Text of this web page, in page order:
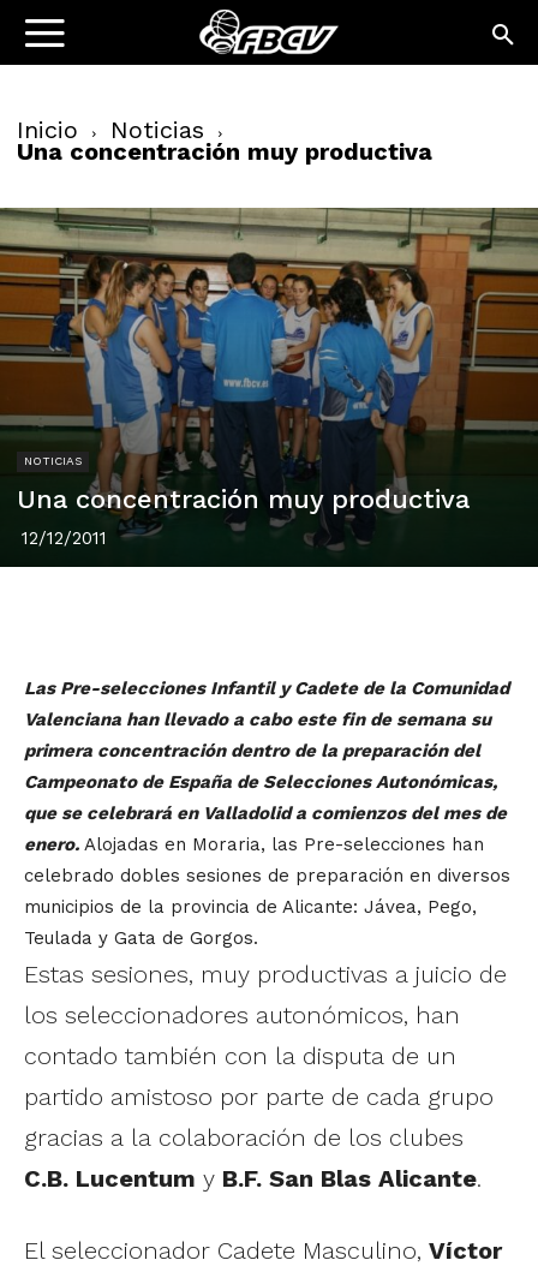
Inicio Noticias
Una concentración muy productiva
NOTICIAS
Una concentración muy productiva
12/12/2011
Las Pre-selecciones Infantil y Cadete de la Comunidad
Valenciana han llevado a cabo este fin de semana su
primera concentración dentro de la preparación del
Campeonato de España de Selecciones Autonómicas,
que se celebrará en Valladolid a comienzos del mes de
enero. Alojadas en Moraria, las Pre-selecciones han
celebrado dobles sesiones de preparación en diversos
municipios de la provincia de Alicante: Jávea, Pego,
Teulada y Gata de Gorgos.
Estas sesiones, muy productivas a juicio de
los seleccionadores autonómicos, han
contado también con la disputa de un
partido amistoso por parte de cada grupo
gracias a la colaboración de los clubes
C.B. Lucentum y B.F. San Blas Alicante.
El seleccionador Cadete Masculino, Víctor